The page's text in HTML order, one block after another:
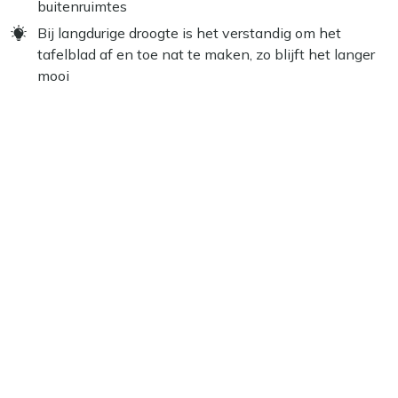
buitenruimtes
Bij langdurige droogte is het verstandig om het
tafelblad af en toe nat te maken, zo blijft het langer
mooi